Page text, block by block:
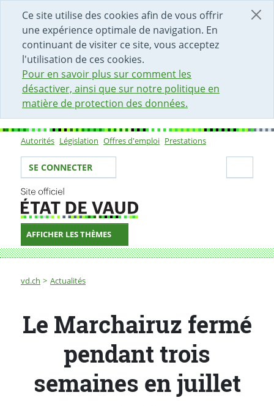
Ce site utilise des cookies afin de vous offrir
une expérience optimale de navigation. En
continuant de visiter ce site, vous acceptez
l'utilisation de ces cookies.
Pour en savoir plus sur comment les
désactiver, ainsi que sur notre politique en
matière de protection des données.
DÉBUT DU CONTENU DE LA PAGE
ACCÈS AU CHAMP DE RECHERCHE
PAGE D'ACCUEIL
FORMULAIRE DE CONTACT
Sous-navigation
Autorités Législation Offres d'emploi Prestations
Votre identité
SE CONNECTER
AFFICHER LES THÈMES
Fil d'Ariane
vd.ch Actualités
Le Marchairuz fermé pendant trois semaines en juillet
Le Marchairuz fermé
pendant trois
semaines en juillet